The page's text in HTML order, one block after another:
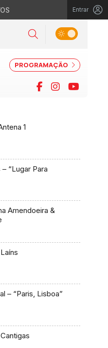
Entrar
Pesquisar
Alternar tema
PROGRAMAÇÃO
Facebook
Instagram
1
“Lugar Para
Amendoeira &
– “Paris, Lisboa”